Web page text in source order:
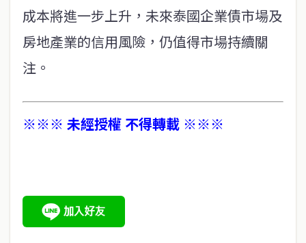
成本將進一步上升，未來泰國企業債市場及
房地產業的信用風險，仍值得市場持續關
注。
※※※ 未經授權 不得轉載 ※※※